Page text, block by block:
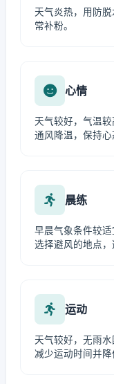
天气炎热，用防脱
常补粉。
心情
天气较好，气温
通风降温，保持心
晨练
早晨气象条件较
选择避风的地点，
运动
天气较好，无雨
减少运动时间并降